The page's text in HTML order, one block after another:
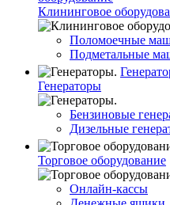
Клининговое
Поломоечные
Подметальные
Генераторы
Бензиновые
Дизельные
Торговое оборудование
Онлайн-кассы